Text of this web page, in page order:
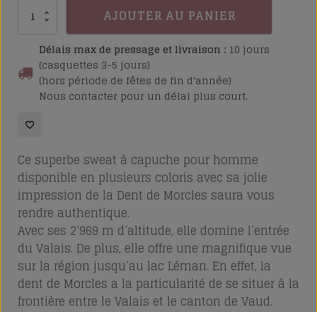
quantité
de
Sweat
à
capuche
Dent
de
Morcles
AJOUTER AU PANIER
Délais max de pressage et livraison : 10 jours
(casquettes 3-5 jours)
(hors période de fêtes de fin d'année)
Nous contacter pour un délai plus court.
Ce superbe sweat à capuche pour homme
disponible en plusieurs coloris avec sa jolie
impression de la Dent de Morcles saura vous
rendre authentique.
Avec ses 2’969 m d’altitude, elle domine l’entrée
du Valais. De plus, elle offre une magnifique vue
sur la région jusqu’au lac Léman. En effet, la
dent de Morcles a la particularité de se situer à la
frontière entre le Valais et le canton de Vaud.